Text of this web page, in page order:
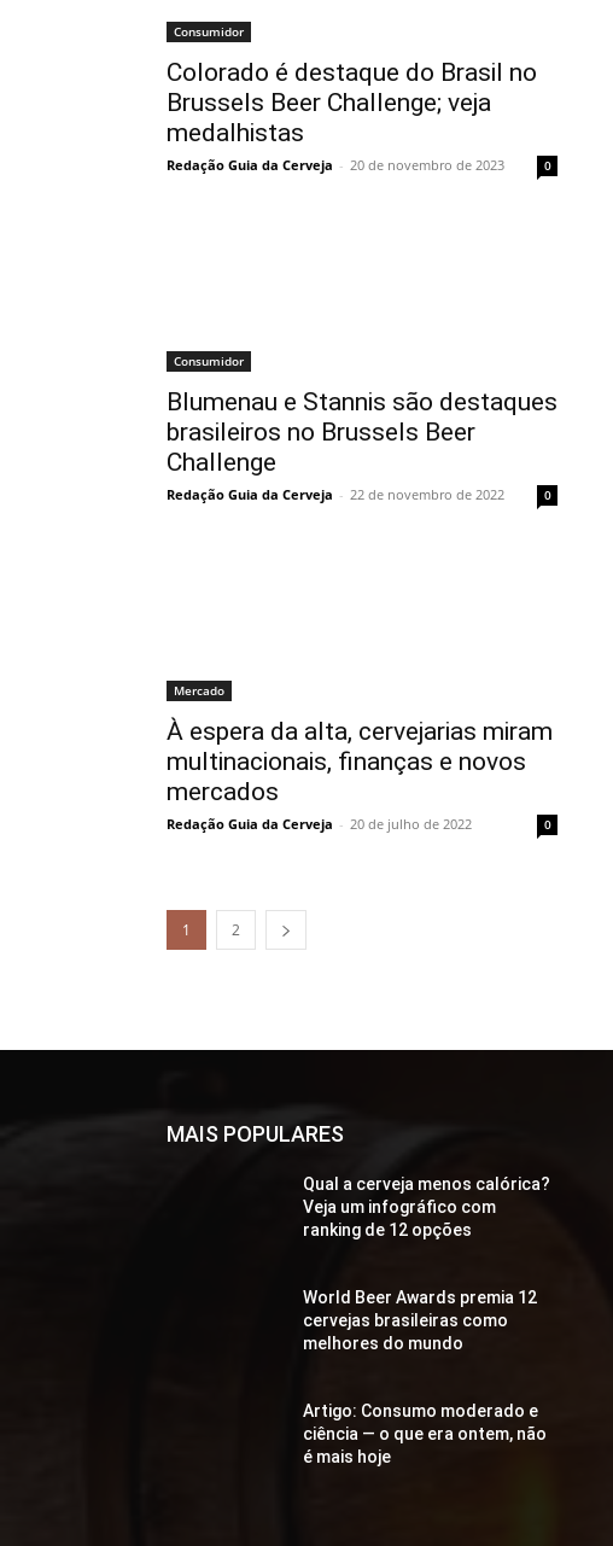
Consumidor
Colorado é destaque do Brasil no
Brussels Beer Challenge; veja
medalhistas
Redação Guia da Cerveja - 20 de novembro de 2023 0
Consumidor
Blumenau e Stannis são destaques
brasileiros no Brussels Beer
Challenge
Redação Guia da Cerveja - 22 de novembro de 2022 0
Mercado
À espera da alta, cervejarias miram
multinacionais, finanças e novos
mercados
Redação Guia da Cerveja - 20 de julho de 2022 0
1 2
MAIS POPULARES
Qual a cerveja menos calórica?
Veja um infográfico com
ranking de 12 opções
World Beer Awards premia 12
cervejas brasileiras como
melhores do mundo
Artigo: Consumo moderado e
ciência — o que era ontem, não
é mais hoje